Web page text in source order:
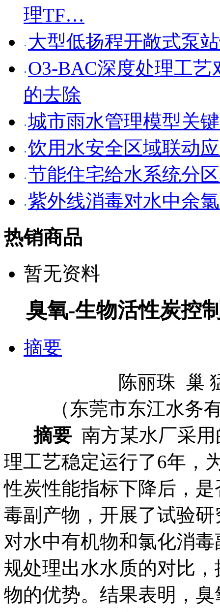
理TF…
大型低扬程开敞式泵
O3-BAC深度处理工
的去除
城市雨水管理模型关
饮用水安全区域联动
节能住宅给水系统分
紫外线消毒对水中余
热销商品
暂无资料
臭氧-生物活性炭控
摘要
陈丽珠 巢
（东莞市东江水务
摘要 南方某水厂采
理工艺稳定运行了6年，
性炭性能指标下降后，
毒副产物，开展了试验
对水中有机物和氯化消
规处理出水水质的对比
物的优势。结果表明，